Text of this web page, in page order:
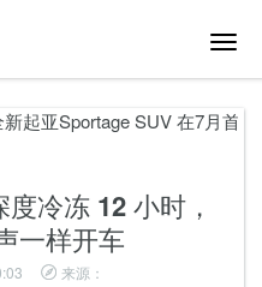
切
航
起亚Sportage SUV 在7月首次
冷冻 12 小时，
一样开车
来源：